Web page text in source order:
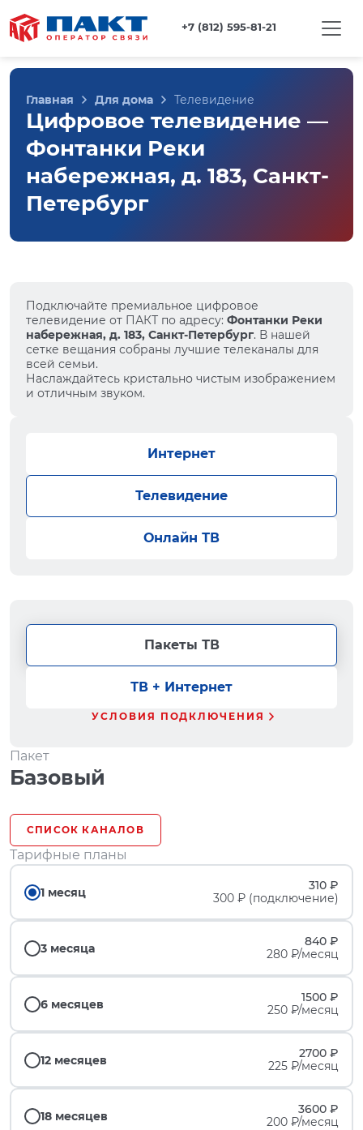
+7 (812) 595-81-21
Главная Для дома Телевидение
Цифровое телевидение —
Фонтанки Реки
набережная, д. 183, Санкт-
Петербург
Подключайте премиальное цифровое
телевидение от ПАКТ по адресу: Фонтанки Реки
набережная, д. 183, Санкт-Петербург. В нашей
сетке вещания собраны лучшие телеканалы для
всей семьи.
Наслаждайтесь кристально чистым изображением
и отличным звуком.
Интернет
Телевидение
Онлайн ТВ
Пакеты ТВ
ТВ + Интернет
УСЛОВИЯ ПОДКЛЮЧЕНИЯ
Пакет
Базовый
СПИСОК КАНАЛОВ
Тарифные планы
1 месяц
310 ₽
300 ₽ (подключение)
3 месяца
840 ₽
280 ₽/месяц
6 месяцев
1500 ₽
250 ₽/месяц
12 месяцев
2700 ₽
225 ₽/месяц
18 месяцев
3600 ₽
200 ₽/месяц